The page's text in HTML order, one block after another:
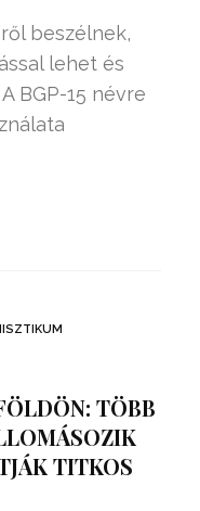
beszélnek,
lehet és
BGP-15 névre
TÖBB
TITKOS